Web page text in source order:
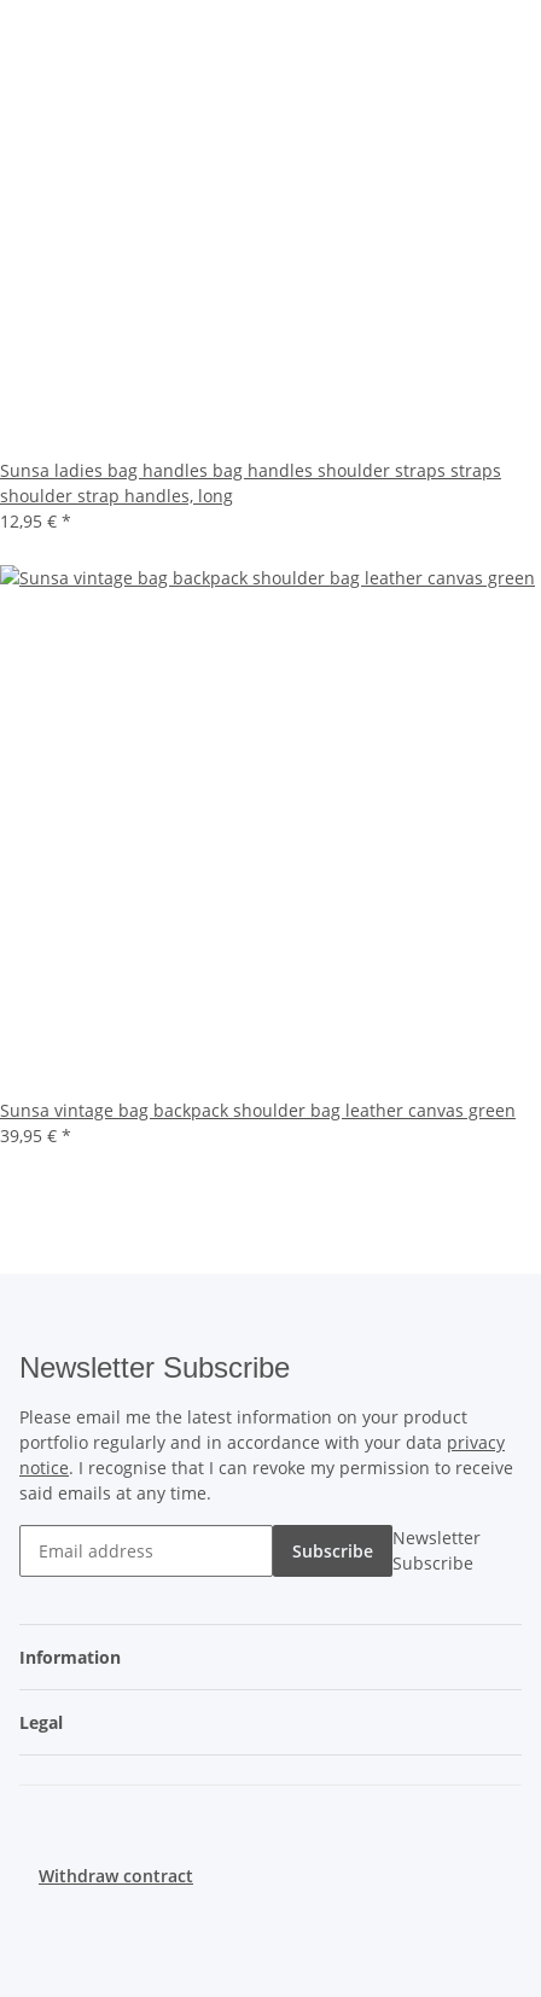
Sunsa ladies bag handles bag handles shoulder straps straps
shoulder strap handles, long
12,95 € *
Sunsa vintage bag backpack shoulder bag leather canvas green
39,95 € *
Newsletter Subscribe
Please email me the latest information on your product
portfolio regularly and in accordance with your data privacy
notice. I recognise that I can revoke my permission to receive
said emails at any time.
Subscribe
Newsletter
Subscribe
Information
Legal
Withdraw contract